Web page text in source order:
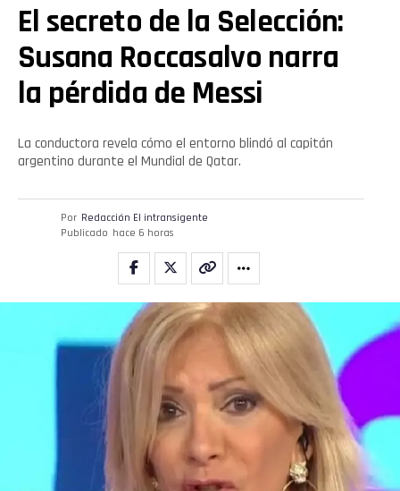
El secreto de la Selección:
Susana Roccasalvo narra
la pérdida de Messi
La conductora revela cómo el entorno blindó al capitán
argentino durante el Mundial de Qatar.
Por Redacción El intransigente
Publicado hace 6 horas